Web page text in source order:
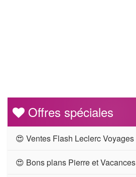
Offres spéciales
😍 Ventes Flash Leclerc Voyages
😍 Bons plans Pierre et Vacances